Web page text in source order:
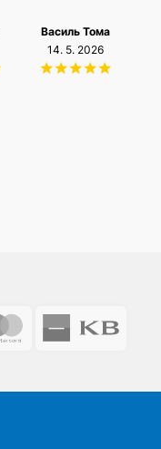
Василь Тома
14. 5. 2026